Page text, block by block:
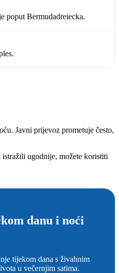
poput Bermudadreiecka.
Javni prijevoz prometuje često,
ugodnije, možete koristiti
danu i noći
tijekom dana s živahnim
u večernjim satima.